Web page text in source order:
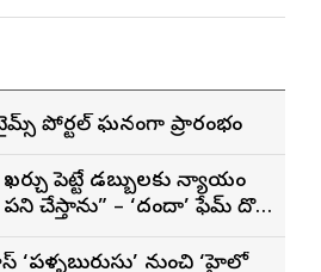
పోర్టల్ ఘనంగా ప్రారంభం
ఖర్చు పెట్టే డబ్బులకు న్యాయం
చేస్తాను” – ‘దందా’ ఫేమ్ దొర
‘పళ్ళబురుసు’ నుంచి ‘హైలో